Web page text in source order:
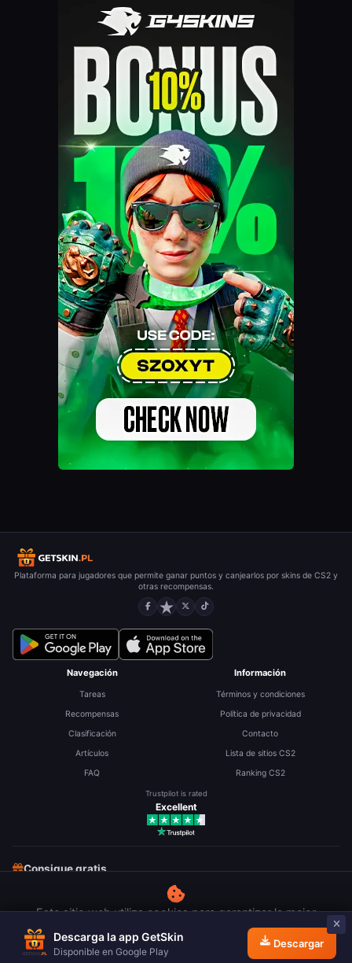
Plataforma para jugadores que permite ganar puntos y canjearlos por skins de CS2 y
otras recompensas.
Navegación
Tareas
Recompensas
Clasificación
Artículos
FAQ
Información
Términos y condiciones
Política de privacidad
Contacto
Lista de sitios CS2
Ranking CS2
Trustpilot is rated
Excellent
Consigue gratis
Robux gratis
© 2026 GetSkin.pl. Todos los derechos reservados.
Este sitio web utiliza cookies para garantizar la mejor
experiencia de uso.
Más información
Rechazar
Descarga la app GetSkin
Disponible en Google Play
Descargar